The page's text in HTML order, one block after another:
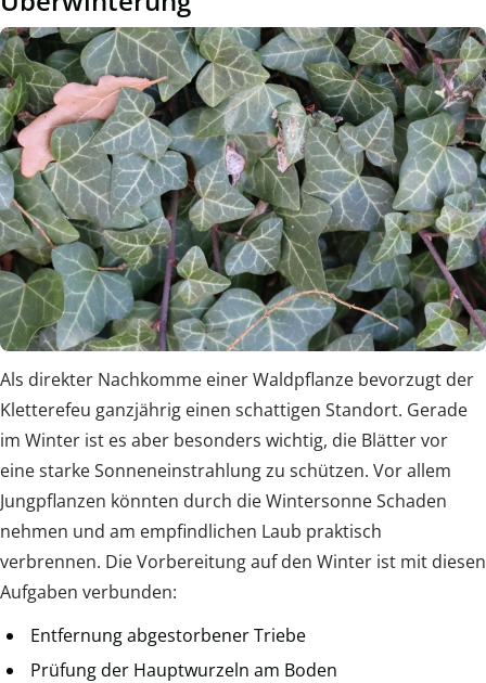
Als direkter Nachkomme einer Waldpflanze bevorzugt der
Kletterefeu ganzjährig einen schattigen Standort. Gerade
im Winter ist es aber besonders wichtig, die Blätter vor
eine starke Sonneneinstrahlung zu schützen. Vor allem
Jungpflanzen könnten durch die Wintersonne Schaden
nehmen und am empfindlichen Laub praktisch
verbrennen. Die Vorbereitung auf den Winter ist mit diesen
Aufgaben verbunden:
Entfernung abgestorbener Triebe
Prüfung der Hauptwurzeln am Boden